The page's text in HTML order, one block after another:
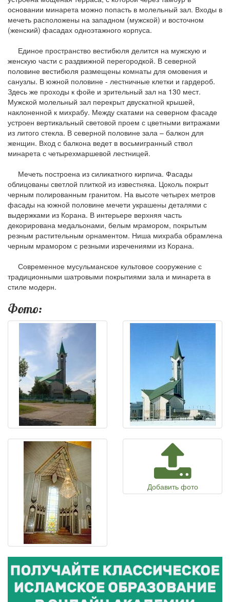
основании минарета можно попасть в молельный зал. Входы в
мечеть расположены на западном (мужской) и восточном
(женский) фасадах одноэтажного корпуса.
Единое пространство вестибюля делится на мужскую и
женскую части с раздвижной перегородкой. В северной
половине вестибюля размещены комнаты для омовения и
санузлы. В южной половине - лестничные клетки и гардероб.
Здесь же проходы к фойе и зрительный зал на 130 мест.
Мужской молельный зал перекрыт двускатной крышей,
наклоненной к михрабу. Между скатами на северном фасаде
устроен вертикальный световой проем с цветными витражами
из литого стекла. В северной половине зала – балкон для
женщин. Вход с балкона ведет в восьмигранный ствол
минарета с четырехмаршевой лестницей.
Мечеть построена из силикатного кирпича. Фасады
облицованы светлой плиткой из известняка. Цоколь покрыт
черным полированным гранитом. На высоте четырех метров
фасады на южной половине мечети украшены деталями с
выдержками из Корана. В интерьере верхняя часть
декорирована медальонами, белым мрамором, покрытым
резным растительным орнаментом. Ниша михраба обрамлена
черным мрамором с резными изречениями из Корана.
Современное мусульманское культовое сооружение с
традиционными шатровыми покрытиями зала и минарета в
стиле модерн.
Фото:
Добавить фото